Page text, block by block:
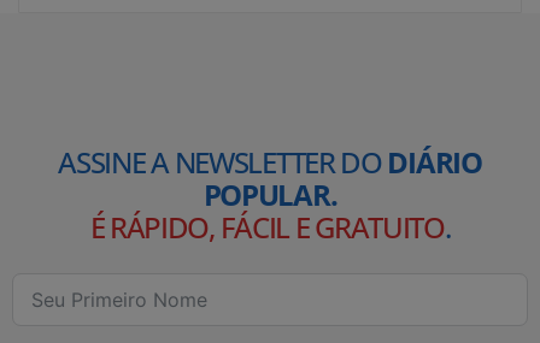
ASSINE A NEWSLETTER DODIÁRIO
POPULAR.
É RÁPIDO, FÁCIL E GRATUITO.